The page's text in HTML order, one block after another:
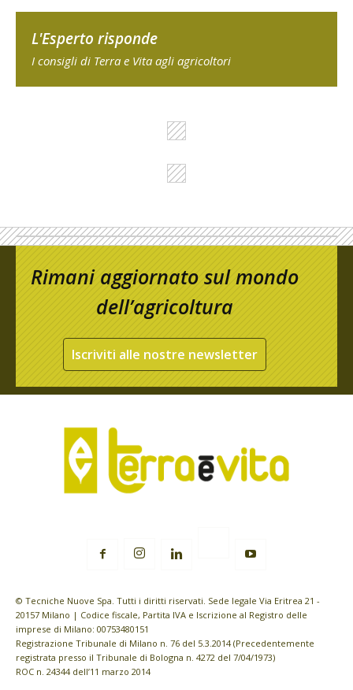
L'Esperto risponde
I consigli di Terra e Vita agli agricoltori
Rimani aggiornato sul mondo
dell’agricoltura
Iscriviti alle nostre newsletter
© Tecniche Nuove Spa. Tutti i diritti riservati. Sede legale Via Eritrea 21 -
20157 Milano | Codice fiscale, Partita IVA e Iscrizione al Registro delle
imprese di Milano: 00753480151
Registrazione Tribunale di Milano n. 76 del 5.3.2014 (Precedentemente
registrata presso il Tribunale di Bologna n. 4272 del 7/04/1973)
ROC n. 24344 dell’11 marzo 2014